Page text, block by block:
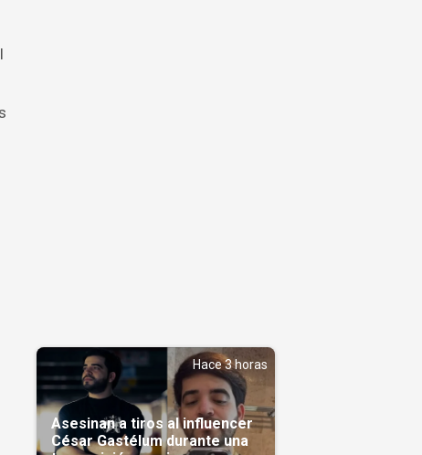
Hace 3 horas
Asesinan a tiros al influencer
César Gastélum durante una